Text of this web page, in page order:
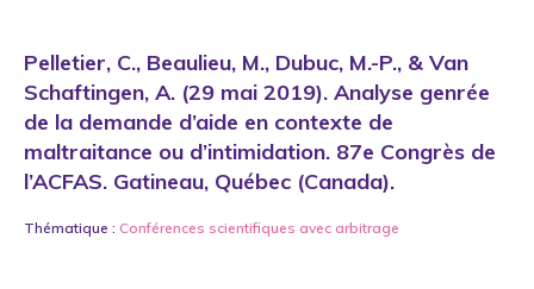
Pelletier, C., Beaulieu, M., Dubuc, M.-P., & Van
Schaftingen, A. (29 mai 2019). Analyse genrée
de la demande d’aide en contexte de
maltraitance ou d’intimidation. 87e Congrès de
l’ACFAS. Gatineau, Québec (Canada).
Thématique : Conférences scientifiques avec arbitrage